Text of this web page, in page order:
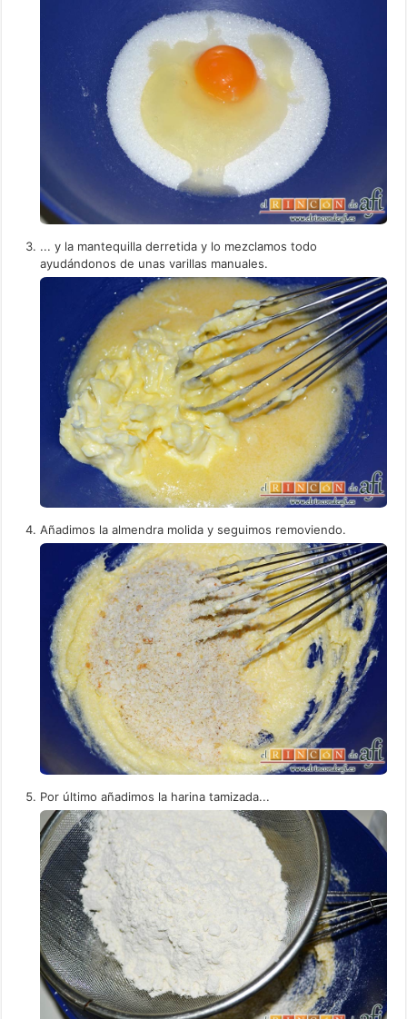
... y la mantequilla derretida y lo mezclamos todo
ayudándonos de unas varillas manuales.
Añadimos la almendra molida y seguimos removiendo.
Por último añadimos la harina tamizada...